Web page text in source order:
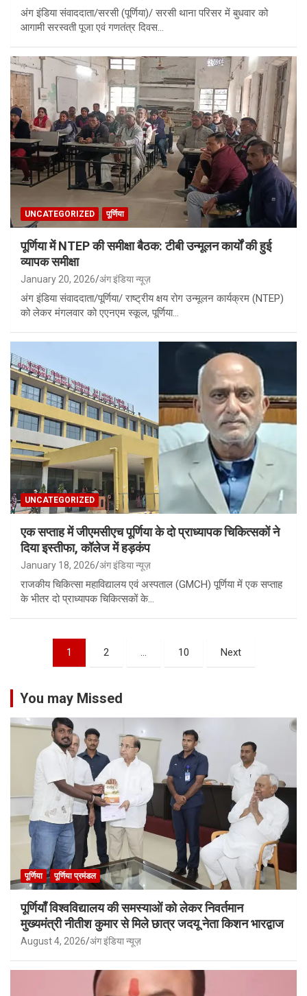
अंग इंडिया संवाददाता/सरसी (पूर्णिया)/ सरसी थाना परिसर में बुधवार को
आगामी सरस्वती पूजा एवं गणतंत्र दिवस…
UNCATEGORIZED पूर्णिया
पूर्णिया में NTEP की समीक्षा बैठक: टीबी उन्मूलन कार्यों की हुई
व्यापक समीक्षा
January 20, 2026 अंग इंडिया न्यूज़
अंग इंडिया संवाददाता/पूर्णिया/ राष्ट्रीय क्षय रोग उन्मूलन कार्यक्रम (NTEP)
को लेकर मंगलवार को एएनएम स्कूल, पूर्णिया…
UNCATEGORIZED
एक सप्ताह में जीएमसीएच पूर्णिया के दो प्राध्यापक चिकित्सकों ने
दिया इस्तीफा, कॉलेज में हड़कंप
January 18, 2026 अंग इंडिया न्यूज़
राजकीय चिकित्सा महाविद्यालय एवं अस्पताल (GMCH) पूर्णिया में एक सप्ताह
के भीतर दो प्राध्यापक चिकित्सकों के…
1 2 … 10 Next
You may Missed
पूर्णिया पूर्णिया प्रमंडल
पूर्णियाँ विश्वविद्यालय की समस्याओं को लेकर निवर्तमान
मुख्यमंत्री नीतीश कुमार से मिले छात्र जदयू नेता किशन भारद्वाज
August 4, 2026 अंग इंडिया न्यूज़